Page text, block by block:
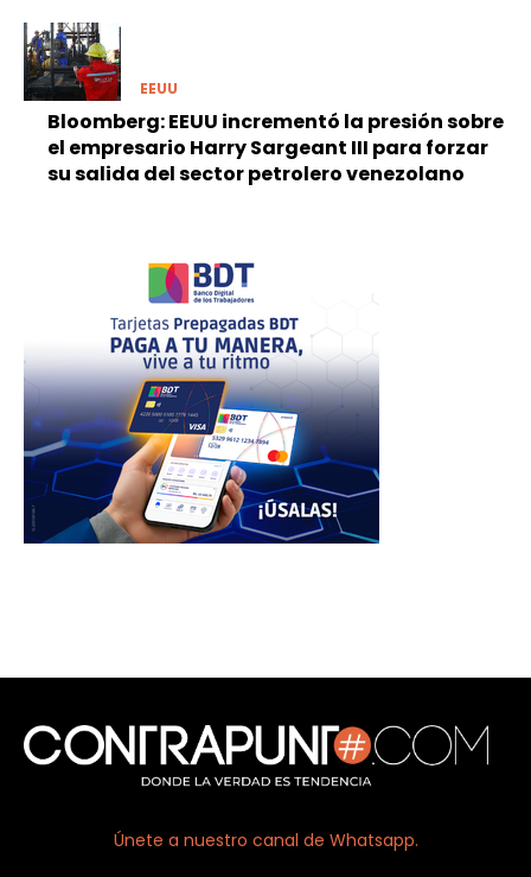
EEUU
Bloomberg: EEUU incrementó la presión sobre
el empresario Harry Sargeant III para forzar
su salida del sector petrolero venezolano
Únete a nuestro canal de Whatsapp.